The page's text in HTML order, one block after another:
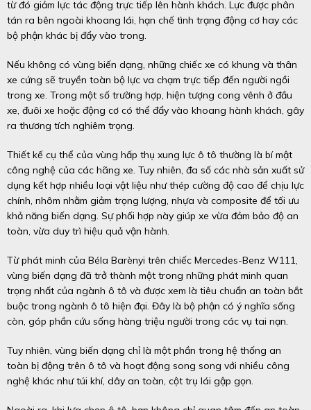
từ đó giảm lực tác động trực tiếp lên hành khách. Lực được phân
tán ra bên ngoài khoang lái, hạn chế tình trạng động cơ hay các
bộ phận khác bị đẩy vào trong.
Nếu không có vùng biến dạng, những chiếc xe có khung và thân
xe cứng sẽ truyền toàn bộ lực va chạm trực tiếp đến người ngồi
trong xe. Trong một số trường hợp, hiện tượng cong vênh ở đầu
xe, đuôi xe hoặc động cơ có thể đẩy vào khoang hành khách, gây
ra thương tích nghiêm trọng.
Thiết kế cụ thể của vùng hấp thụ xung lực ô tô thường là bí mật
công nghệ của các hãng xe. Tuy nhiên, đa số các nhà sản xuất sử
dụng kết hợp nhiều loại vật liệu như thép cường độ cao để chịu lực
chính, nhôm nhằm giảm trọng lượng, nhựa và composite để tối ưu
khả năng biến dạng. Sự phối hợp này giúp xe vừa đảm bảo độ an
toàn, vừa duy trì hiệu quả vận hành.
Từ phát minh của Béla Barènyi trên chiếc Mercedes-Benz W111,
vùng biến dạng đã trở thành một trong những phát minh quan
trọng nhất của ngành ô tô và được xem là tiêu chuẩn an toàn bắt
buộc trong ngành ô tô hiện đại. Đây là bộ phận có ý nghĩa sống
còn, góp phần cứu sống hàng triệu người trong các vụ tai nạn.
Tuy nhiên, vùng biến dạng chỉ là một phần trong hệ thống an
toàn bị động trên ô tô và hoạt động song song với nhiều công
nghệ khác như túi khí, dây an toàn, cột trụ lái gập gọn.